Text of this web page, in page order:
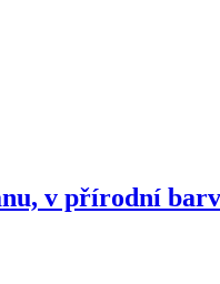
v přírodní